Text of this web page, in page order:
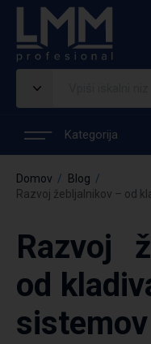
Kategorija
Domov
Blog
Razvoj žebljalnikov – od
Razvoj
od
sistemov